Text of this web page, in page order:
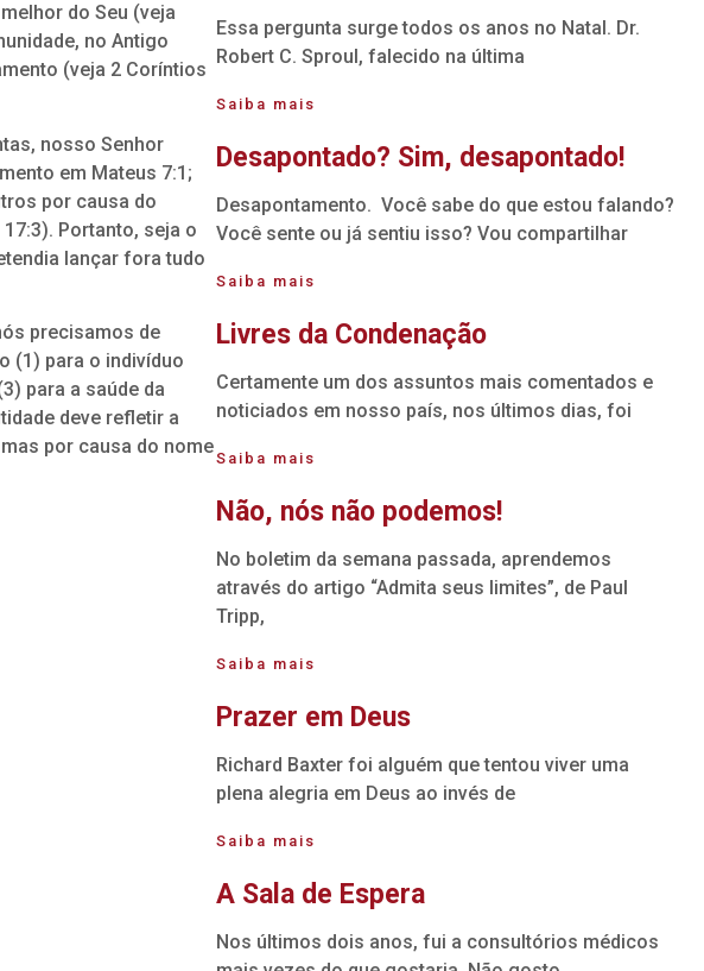
do Seu (veja
no Antigo
(veja 2 Coríntios
nosso Senhor
em Mateus 7:1;
por causa do
Portanto, seja o
lançar fora tudo
precisamos de
(1) para o indivíduo
para a saúde da
deve refletir a
por causa do nome
Essa pergunta surge todos os anos no Natal. Dr.
Robert C. Sproul, falecido na última
Saiba mais
Desapontado? Sim, desapontado!
Desapontamento. Você sabe do que estou falando?
Você sente ou já sentiu isso? Vou compartilhar
Saiba mais
Livres da Condenação
Certamente um dos assuntos mais comentados e
noticiados em nosso país, nos últimos dias, foi
Saiba mais
Não, nós não podemos!
No boletim da semana passada, aprendemos
através do artigo “Admita seus limites”, de Paul
Tripp,
Saiba mais
Prazer em Deus
Richard Baxter foi alguém que tentou viver uma
plena alegria em Deus ao invés de
Saiba mais
A Sala de Espera
Nos últimos dois anos, fui a consultórios médicos